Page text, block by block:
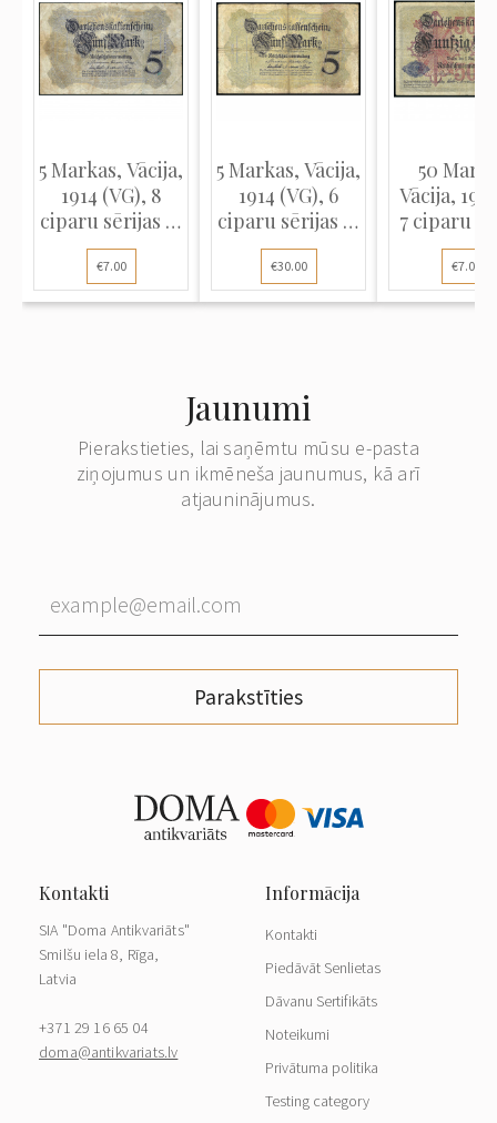
5 Markas, Vācija,
1914 (VG), 8
ciparu sērijas #,
Pick 47c
€7.00
5 Markas, Vācija,
1914 (VG), 6
ciparu sērijas #,
Pick 47a
€30.00
50
Vācija,
7 ciparu
#, Pick
€7.00
Jaunumi
Pierakstieties, lai saņēmtu mūsu e-pasta
ziņojumus un ikmēneša jaunumus, kā arī
atjauninājumus.
Parakstīties
SIA "Doma Antikvariāts"
Smilšu iela 8, Rīga,
Latvia
+371 29 16 65 04
doma@antikvariats.lv
Kontakti
Piedāvāt Senlietas
Dāvanu Sertifikāts
Noteikumi
Privātuma politika
Testing category